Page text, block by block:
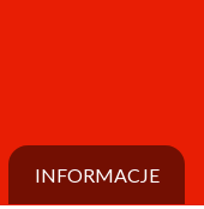
INFORMACJE